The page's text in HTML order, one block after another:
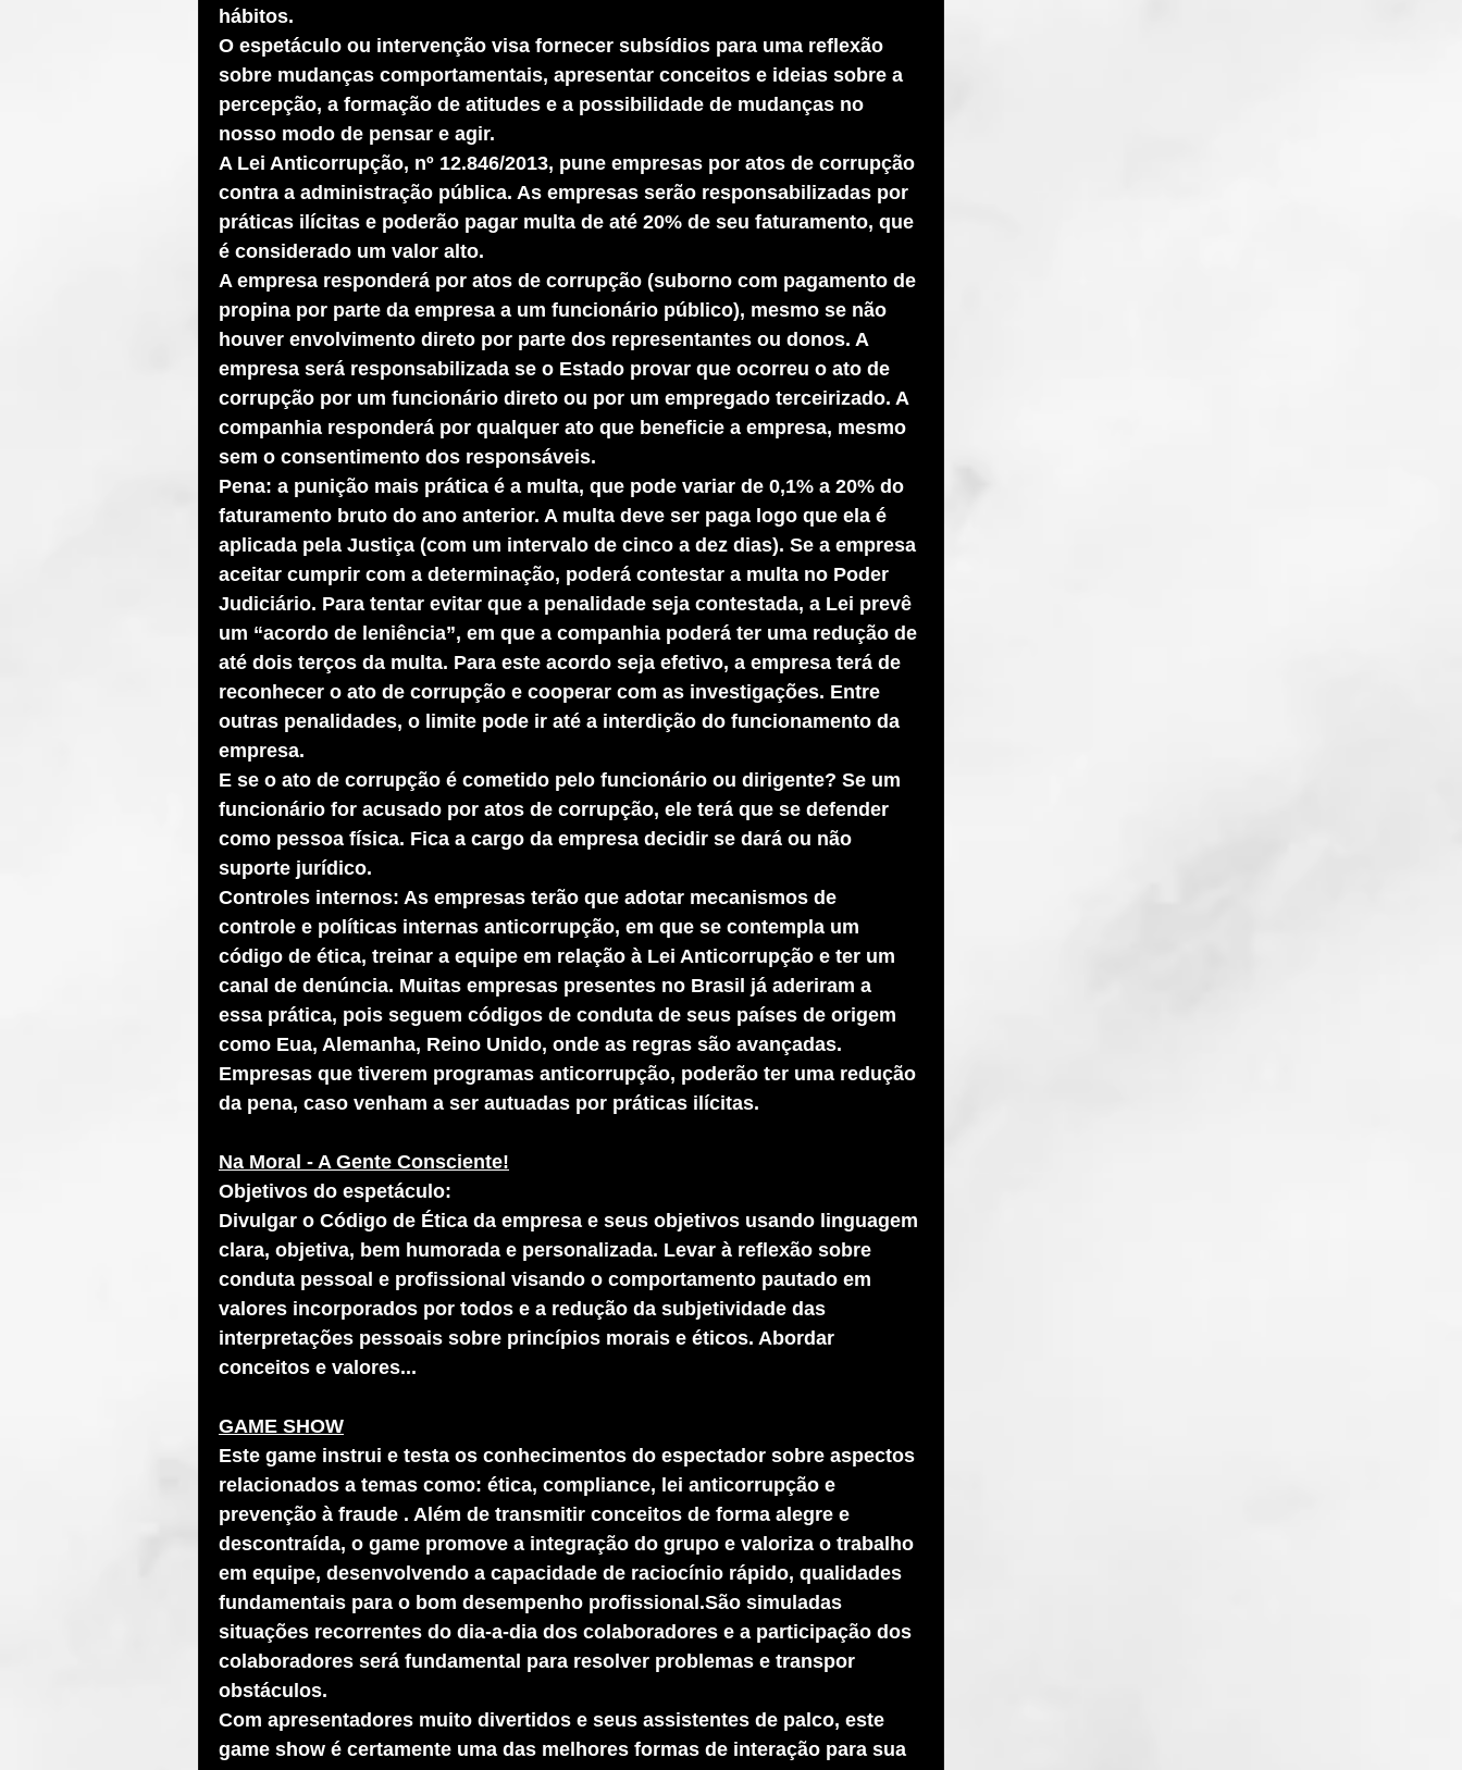
hábitos.
O espetáculo ou intervenção visa fornecer subsídios para uma reflexão
sobre mudanças comportamentais, apresentar conceitos e ideias sobre a
percepção, a formação de atitudes e a possibilidade de mudanças no
nosso modo de pensar e agir.
A Lei Anticorrupção, nº 12.846/2013, pune empresas por atos de corrupção
contra a administração pública. As empresas serão responsabilizadas por
práticas ilícitas e poderão pagar multa de até 20% de seu faturamento, que
é considerado um valor alto.
A empresa responderá por atos de corrupção (suborno com pagamento de
propina por parte da empresa a um funcionário público), mesmo se não
houver envolvimento direto por parte dos representantes ou donos. A
empresa será responsabilizada se o Estado provar que ocorreu o ato de
corrupção por um funcionário direto ou por um empregado terceirizado. A
companhia responderá por qualquer ato que beneficie a empresa, mesmo
sem o consentimento dos responsáveis.
Pena: a punição mais prática é a multa, que pode variar de 0,1% a 20% do
faturamento bruto do ano anterior. A multa deve ser paga logo que ela é
aplicada pela Justiça (com um intervalo de cinco a dez dias). Se a empresa
aceitar cumprir com a determinação, poderá contestar a multa no Poder
Judiciário. Para tentar evitar que a penalidade seja contestada, a Lei prevê
um “acordo de leniência”, em que a companhia poderá ter uma redução de
até dois terços da multa. Para este acordo seja efetivo, a empresa terá de
reconhecer o ato de corrupção e cooperar com as investigações. Entre
outras penalidades, o limite pode ir até a interdição do funcionamento da
empresa.
E se o ato de corrupção é cometido pelo funcionário ou dirigente? Se um
funcionário for acusado por atos de corrupção, ele terá que se defender
como pessoa física. Fica a cargo da empresa decidir se dará ou não
suporte jurídico.
Controles internos: As empresas terão que adotar mecanismos de
controle e políticas internas anticorrupção, em que se contempla um
código de ética, treinar a equipe em relação à Lei Anticorrupção e ter um
canal de denúncia. Muitas empresas presentes no Brasil já aderiram a
essa prática, pois seguem códigos de conduta de seus países de origem
como Eua, Alemanha, Reino Unido, onde as regras são avançadas.
Empresas que tiverem programas anticorrupção, poderão ter uma redução
da pena, caso venham a ser autuadas por práticas ilícitas.
Na Moral - A Gente Consciente!
Objetivos do espetáculo:
Divulgar o Código de Ética da empresa e seus objetivos usando linguagem
clara, objetiva, bem humorada e personalizada. Levar à reflexão sobre
conduta pessoal e profissional visando o comportamento pautado em
valores incorporados por todos e a redução da subjetividade das
interpretações pessoais sobre princípios morais e éticos. Abordar
conceitos e valores...
GAME SHOW
Este game instrui e testa os conhecimentos do espectador sobre aspectos
relacionados a temas como: ética, compliance, lei anticorrupção e
prevenção à fraude . Além de transmitir conceitos de forma alegre e
descontraída, o game promove a integração do grupo e valoriza o trabalho
em equipe, desenvolvendo a capacidade de raciocínio rápido, qualidades
fundamentais para o bom desempenho profissional.São simuladas
situações recorrentes do dia-a-dia dos colaboradores e a participação dos
colaboradores será fundamental para resolver problemas e transpor
obstáculos.
Com apresentadores muito divertidos e seus assistentes de palco, este
game show é certamente uma das melhores formas de interação para sua